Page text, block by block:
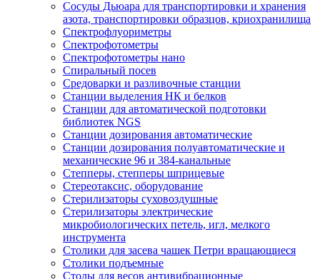
Сосуды Дьюара для транспортировки и хранения
азота, транспортировки образцов, криохранилища
Спектрофлуориметры
Спектрофотометры
Спектрофотометры нано
Спиральный посев
Средоварки и разливочные станции
Станции выделения НК и белков
Станции для автоматической подготовки
библиотек NGS
Станции дозирования автоматические
Станции дозирования полуавтоматические и
механические 96 и 384-канальные
Степперы, степперы шприцевые
Стереотаксис, оборудование
Стерилизаторы суховоздушные
Стерилизаторы электрические
микробиологических петель, игл, мелкого
инструмента
Столики для засева чашек Петри вращающиеся
Столики подъемные
Столы для весов антивибрационные